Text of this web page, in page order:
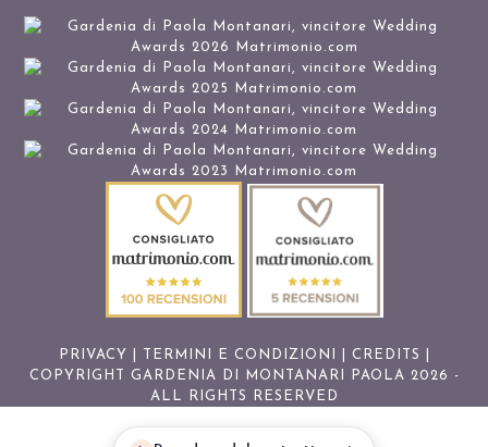
PRIVACY TERMINI E CONDIZIONI CREDITS
COPYRIGHT GARDENIA DI MONTANARI PAOLA 2026 -
ALL RIGHTS RESERVED